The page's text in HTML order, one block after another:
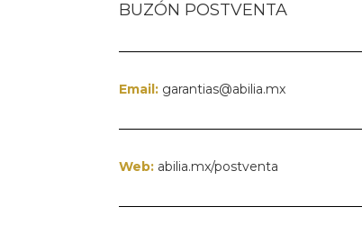
BUZÓN POSTVENTA
Email: garantias@abilia.mx
Web: abilia.mx/postventa